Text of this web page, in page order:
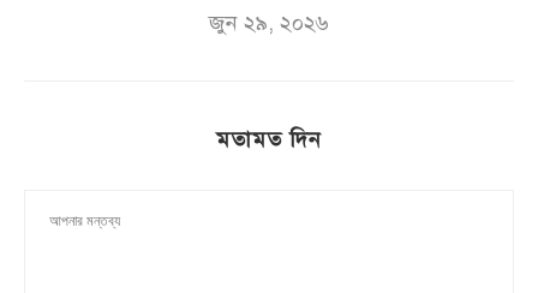
জুন ২৯, ২০২৬
মতামত দিন